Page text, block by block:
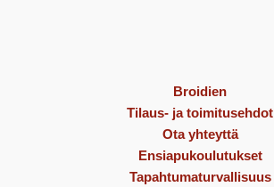
Broidien
Tilaus- ja toimitusehdot
Ota yhteyttä
Ensiapukoulutukset
Tapahtumaturvallisuus